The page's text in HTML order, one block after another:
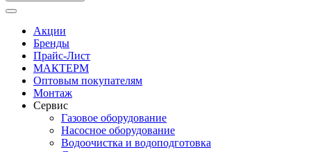
Акции
Бренды
Прайс-Лист
МАКТЕРМ
Оптовым покупателям
Монтаж
Сервис
Газовое оборудование
Насосное оборудование
Водоочистка и водоподготовка